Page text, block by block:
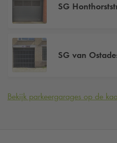
SG
SG van
Bekijk parkeergarages op de